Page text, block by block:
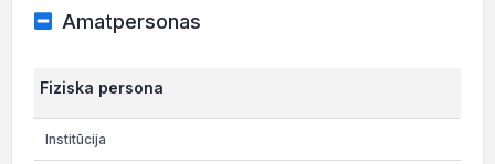
Amatpersonas
Fiziska persona